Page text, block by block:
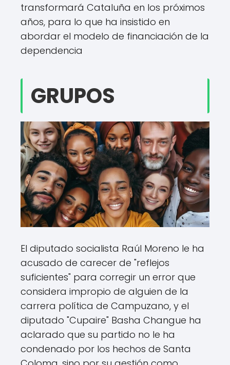
transformará Cataluña en los próximos
años, para lo que ha insistido en
abordar el modelo de financiación de la
dependencia
GRUPOS
El diputado socialista Raúl Moreno le ha
acusado de carecer de "reflejos
suficientes" para corregir un error que
considera impropio de alguien de la
carrera política de Campuzano, y el
diputado "Cupaire" Basha Changue ha
aclarado que su partido no le ha
condenado por los hechos de Santa